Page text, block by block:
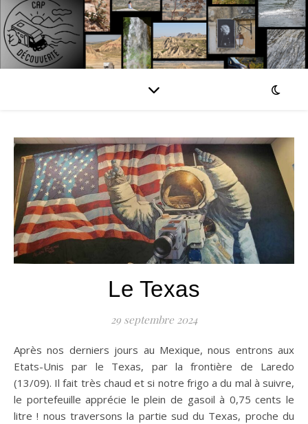
Le Texas
29 septembre 2024
Après nos derniers jours au Mexique, nous entrons aux
Etats-Unis par le Texas, par la frontière de Laredo
(13/09). Il fait très chaud et si notre frigo a du mal à suivre,
le portefeuille apprécie le plein de gasoil à 0,75 cents le
litre ! nous traversons la partie sud du Texas, proche du